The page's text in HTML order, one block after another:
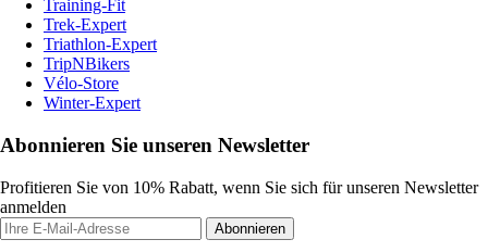
Training-Fit
Trek-Expert
Triathlon-Expert
TripNBikers
Vélo-Store
Winter-Expert
Abonnieren Sie unseren Newsletter
Profitieren Sie von 10% Rabatt, wenn Sie sich für unseren Newsletter
anmelden
Abonnieren